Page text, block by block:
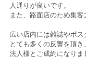
人通りが良いです。
また、路面店のため集客
広い店内には雑誌やポス
とても多くの反響を頂
法人様とご成約になりま